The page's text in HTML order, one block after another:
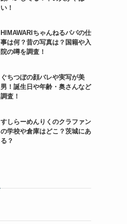
い！
HIMAWARIちゃんねるパパの仕
事は何？昔の写真は？国籍や入
院の噂を調査！
ぐちつぼの顔バレや実写が美
男！誕生日や年齢・奥さんなど
調査！
すしらーめんりくのクラファン
の学校や倉庫はどこ？茨城にあ
る？